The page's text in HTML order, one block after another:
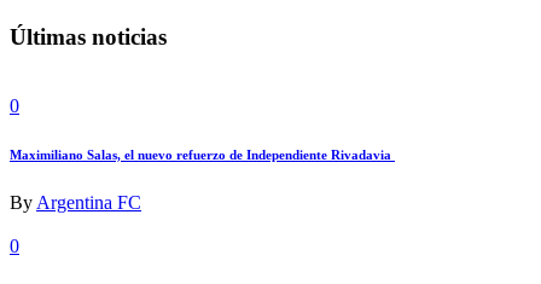
Últimas noticias
0
Maximiliano Salas, el nuevo refuerzo de Independiente Rivadavia
By Argentina FC
0